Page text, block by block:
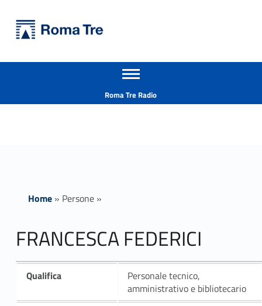
FRANCESCA FEDERICI ricerca - Università Roma Tre
Apri il menu secondario
Roma Tre Radio
Home» Persone»
FRANCESCA FEDERICI
Qualifica
Personale tecnico,
amministrativo e bibliotecario